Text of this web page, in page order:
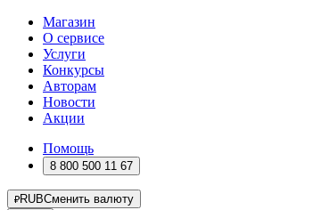
Магазин
О сервисе
Услуги
Конкурсы
Авторам
Новости
Акции
Помощь
8 800 500 11 67
RUBСменить валюту